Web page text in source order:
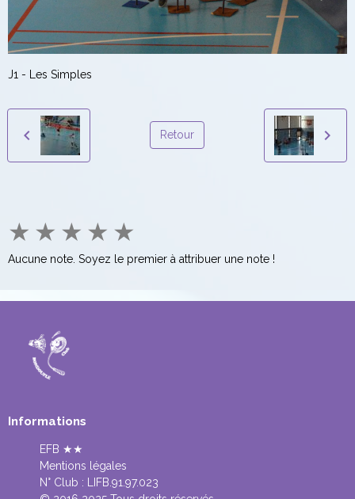
J1 - Les Simples
Retour
★ ★ ★ ★ ★
Aucune note. Soyez le premier à attribuer une note !
Informations
EFB ★★
Mentions légales
N° Club :
LIFB.91.97.023